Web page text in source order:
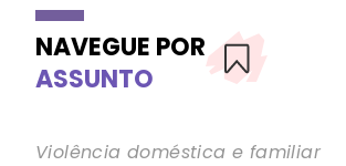
NAVEGUE POR
ASSUNTO
Violência doméstica e familiar